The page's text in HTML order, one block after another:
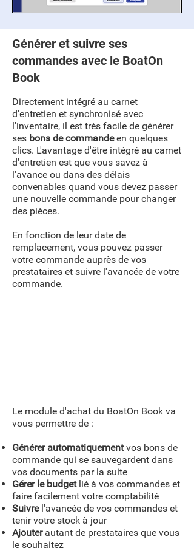
Générer et suivre ses
commandes avec le BoatOn
Book
Directement intégré au carnet
d'entretien et synchronisé avec
l'inventaire, il est très facile de générer
ses bons de commandeen quelques
clics. L'avantage d'être intégré au carnet
d'entretien est que vous savez à
l'avance ou dans des délais
convenables quand vous devez passer
une nouvelle commande pour changer
des pièces.
En fonction de leur date de
remplacement, vous pouvez passer
votre commande auprès de vos
prestataires et suivre l'avancée de votre
commande.
Le module d'achat du BoatOn Book va
vous permettre de :
Générer automatiquementvos bons de
commande qui se sauvegardent dans
vos documents par la suite
Gérer le budgetlié à vos commandes et
faire facilement votre comptabilité
Suivre l'avancée de vos commandes et
tenir votre stock à jour
Ajouterautant de prestataires que vous
le souhaitez